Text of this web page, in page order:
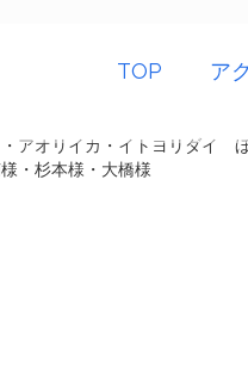
TOP ア
・アオリイカ・イトヨリダイ
・杉本様・大橋様